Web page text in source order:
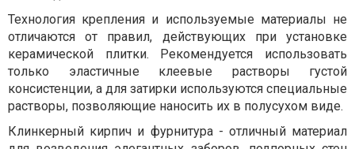
Технология крепления и используемые материалы не
отличаются от правил, действующих при установке
керамической плитки. Рекомендуется использовать
только эластичные клеевые растворы густой
консистенции, а для затирки используются специальные
растворы, позволяющие наносить их в полусухом виде.
Клинкерный кирпич и фурнитура - отличный материал